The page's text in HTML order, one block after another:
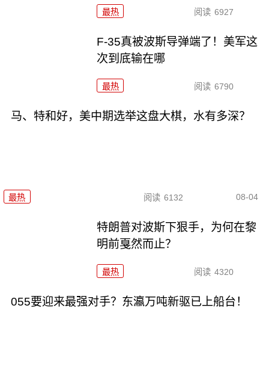
最热 阅读 6927
F-35真被波斯导弹端了！美军这
次到底输在哪
最热 阅读 6790
马、特和好，美中期选举这盘大棋，水有多深？
最热 阅读 6132 08-04
特朗普对波斯下狠手，为何在黎
明前戛然而止？
最热 阅读 4320
055要迎来最强对手？东瀛万吨新驱已上船台！